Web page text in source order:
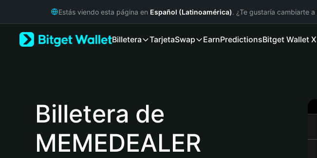
Русский
Português (Portugal)
Bahasa Indonesia
Estás viendo esta página en Español (Latinoamérica). ¿Te gustaría cambiarte a
Billetera TarjetaSwap EarnPredictionsBitget Wallet X
Billetera de
MEMEDEALER